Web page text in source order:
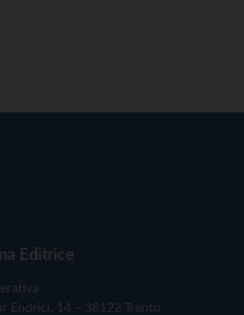
Editrice
Endrici, 14 – 38122 Trento